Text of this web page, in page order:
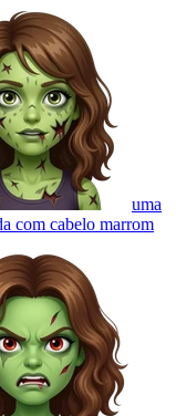
uma
com cabelo marrom